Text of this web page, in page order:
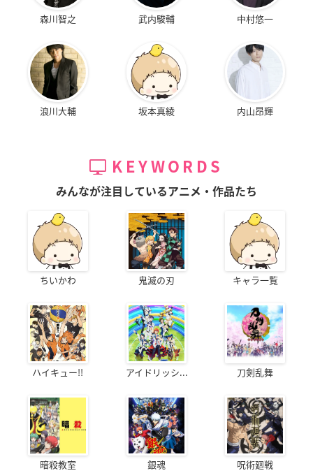
森川智之 武内駿輔 中村悠一
浪川大輔 坂本真綾 内山昂輝
KEYWORDS
みんなが注目しているアニメ・作品たち
ちいかわ 鬼滅の刃 キャラ一覧
ハイキュー!! アイドリッシ... 刀剣乱舞
暗殺教室 銀魂 呪術廻戦